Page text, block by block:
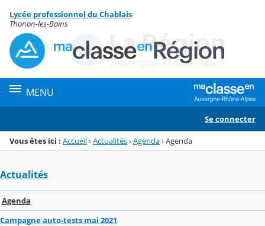
Menu de la rubrique
Contenu
Lycée professionnel du Chablais
Thonon-les-Bains
MENU
Se connecter
Vous êtes ici : Accueil›Actualités›Agenda›Agenda
Actualités
Agenda
Campagne auto-tests mai 2021